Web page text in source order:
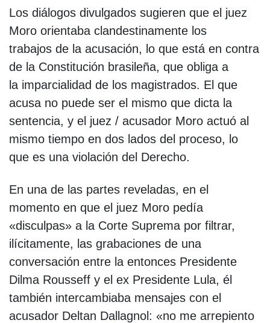
Los diálogos divulgados sugieren que el juez
Moro orientaba clandestinamente los
trabajos de la acusación, lo que está en contra
de la Constitución brasileña, que obliga a
la imparcialidad de los magistrados. El que
acusa no puede ser el mismo que dicta la
sentencia, y el juez / acusador Moro actuó al
mismo tiempo en dos lados del proceso, lo
que es una violación del Derecho.
En una de las partes reveladas, en el
momento en que el juez Moro pedía
«disculpas» a la Corte Suprema por filtrar,
ilícitamente, las grabaciones de una
conversación entre la entonces Presidente
Dilma Rousseff y el ex Presidente Lula, él
también intercambiaba mensajes con el
acusador Deltan Dallagnol: «no me arrepiento